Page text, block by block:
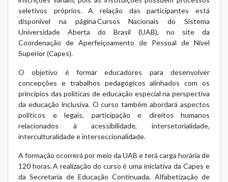
seletivos próprios. A relação das participantes está
disponível na página Cursos Nacionais do Sistema
Universidade Aberta do Brasil (UAB), no site da
Coordenação de Aperfeiçoamento de Pessoal de Nível
Superior (Capes).
O objetivo é formar educadores para desenvolver
concepções e trabalhos pedagógicos alinhados com os
princípios das políticas de educação especial na perspectiva
da educação inclusiva. O curso também abordará aspectos
políticos e legais, participação e direitos humanos
relacionados à acessibilidade, intersetorialidade,
interculturalidade e interseccionalidade.
A formação ocorrerá por meio da UAB e terá carga horária de
120 horas. A realização do curso é uma iniciativa da Capes e
da Secretaria de Educação Continuada, Alfabetização de